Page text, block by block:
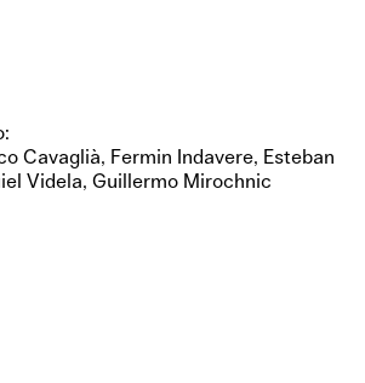
Cavaglià, Fermin Indavere, Esteban
Videla, Guillermo Mirochnic